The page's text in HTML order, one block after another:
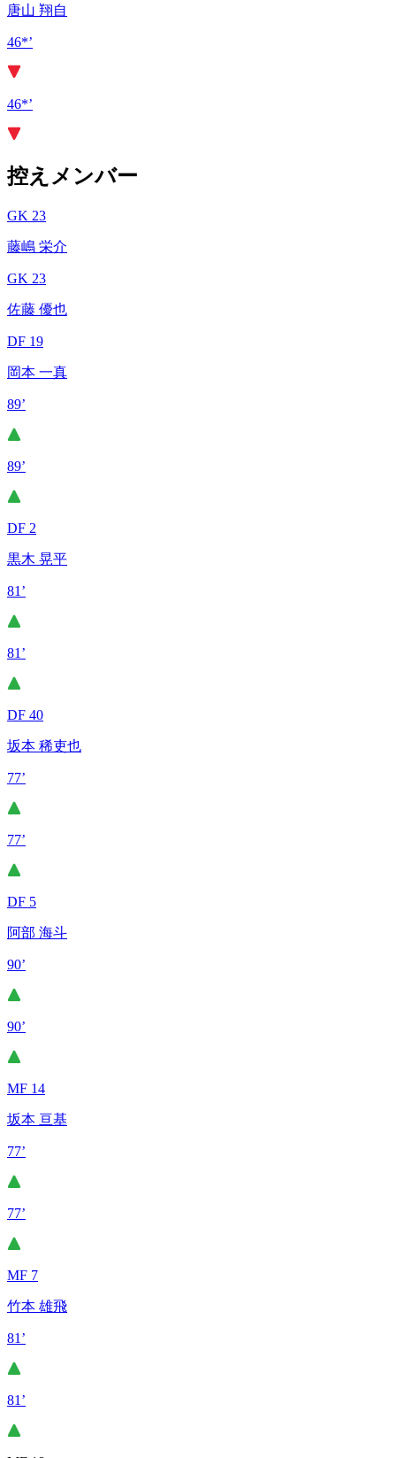
唐山 翔自
46*’
46*’
控えメンバー
GK 23
藤嶋 栄介
GK 23
佐藤 優也
DF 19
岡本 一真
89’
89’
DF 2
黒木 晃平
81’
81’
DF 40
坂本 稀吏也
77’
77’
DF 5
阿部 海斗
90’
90’
MF 14
坂本 亘基
77’
77’
MF 7
竹本 雄飛
81’
81’